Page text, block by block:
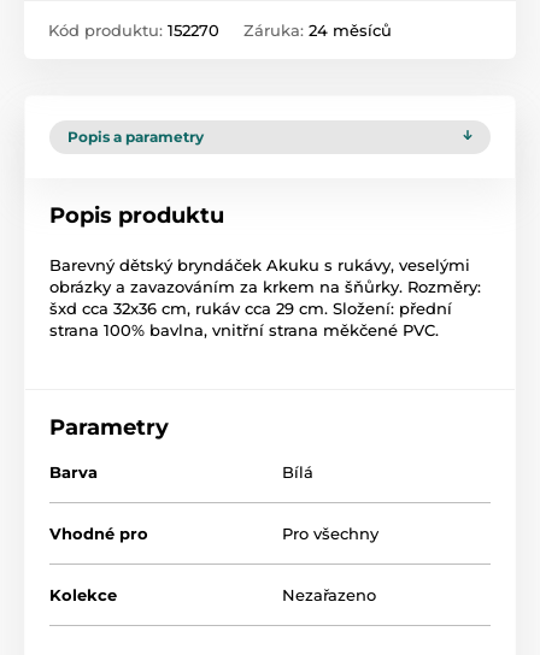
Kód produktu: 152270 Záruka: 24 měsíců
Popis a parametry
Popis produktu
Barevný dětský bryndáček Akuku s rukávy, veselými
obrázky a zavazováním za krkem na šňůrky. Rozměry:
šxd cca 32x36 cm, rukáv cca 29 cm. Složení: přední
strana 100% bavlna, vnitřní strana měkčené PVC.
Parametry
Barva Bílá
Vhodné pro Pro všechny
Kolekce Nezařazeno